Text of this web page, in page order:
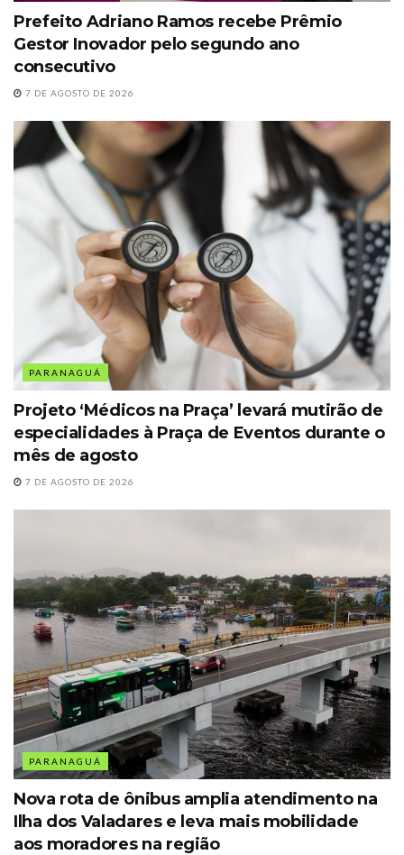
Prefeito Adriano Ramos recebe Prêmio
Gestor Inovador pelo segundo ano
consecutivo
7 DE AGOSTO DE 2026
PARANAGUÁ
Projeto ‘Médicos na Praça’ levará mutirão de
especialidades à Praça de Eventos durante o
mês de agosto
7 DE AGOSTO DE 2026
PARANAGUÁ
Nova rota de ônibus amplia atendimento na
Ilha dos Valadares e leva mais mobilidade
aos moradores na região